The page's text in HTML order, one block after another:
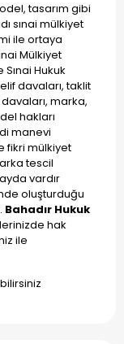
tasarım gibi
sınai mülkiyet
ile ortaya
Mülkiyet
Sınai Hukuk
davaları, taklit
davaları, marka,
hakları
manevi
fikri mülkiyet
tescil
vardır
oluşturduğu
Bahadır Hukuk
hak
ile